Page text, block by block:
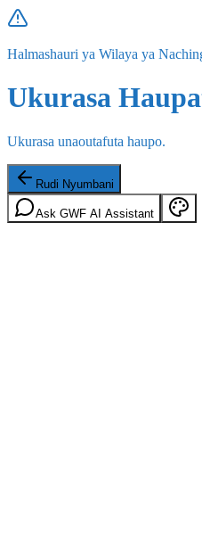
Halmashauri ya Wilaya ya
Ukurasa
Ukurasa unaoutafuta haupo.
Rudi Nyumbani
Ask GWF AI Assistant